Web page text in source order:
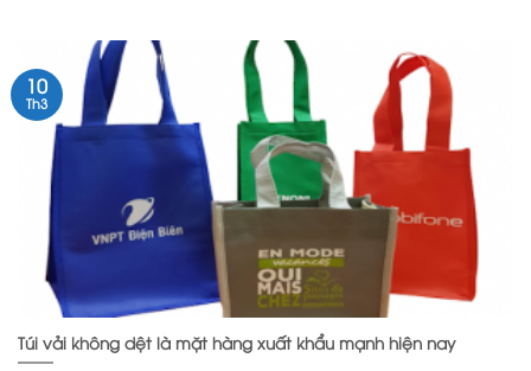
Túi vải không dệt là mặt hàng xuất khẩu mạnh hiện nay
10
Th3